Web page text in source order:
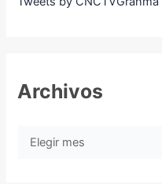
Archivos